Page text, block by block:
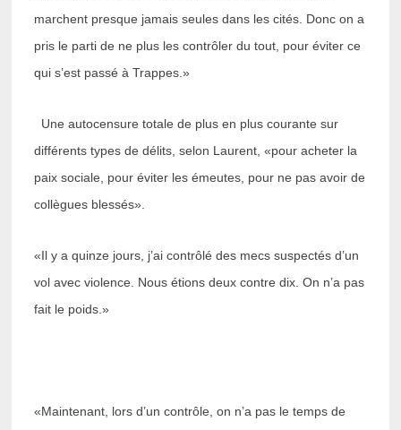
marchent presque jamais seules dans les cités. Donc on a
pris le parti de ne plus les contrôler du tout, pour éviter ce
qui s’est passé à Trappes.»
Une autocensure totale de plus en plus courante sur
différents types de délits, selon Laurent, «pour acheter la
paix sociale, pour éviter les émeutes, pour ne pas avoir de
collègues blessés».
«Il y a quinze jours, j’ai contrôlé des mecs suspectés d’un
vol avec violence. Nous étions deux contre dix. On n’a pas
fait le poids.»
«Maintenant, lors d’un contrôle, on n’a pas le temps de